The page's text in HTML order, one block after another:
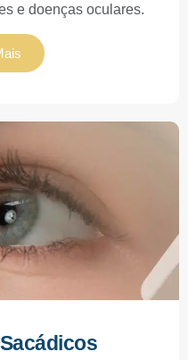
e doenças oculares.